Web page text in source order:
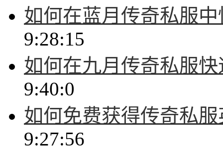
如何在蓝月传奇私服
9:28:15
如何在九月传奇私服
9:40:0
如何免费获得传奇私
9:27:56